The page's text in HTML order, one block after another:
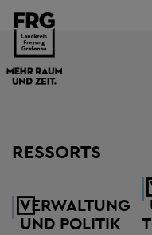
RESSORTS
VERWALTUNG
UND POLITIK